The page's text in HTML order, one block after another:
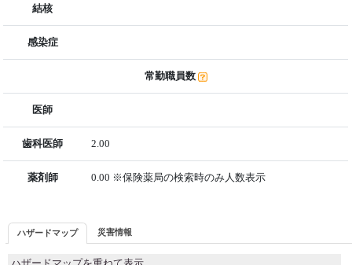
結核
感染症
常勤職員数
医師
歯科医師 2.00
薬剤師 0.00 ※保険薬局の検索時のみ人数表示
ハザードマップ 災害情報